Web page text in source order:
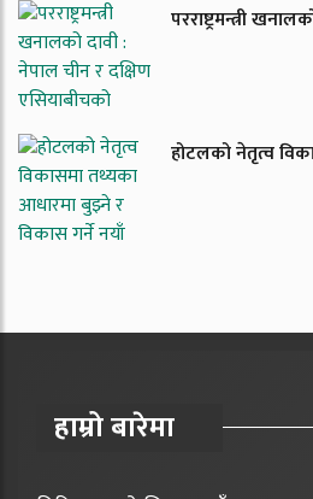
परराष्ट्रमन्त्री
होटलको नेतृत्व
हाम्रो बारेमा